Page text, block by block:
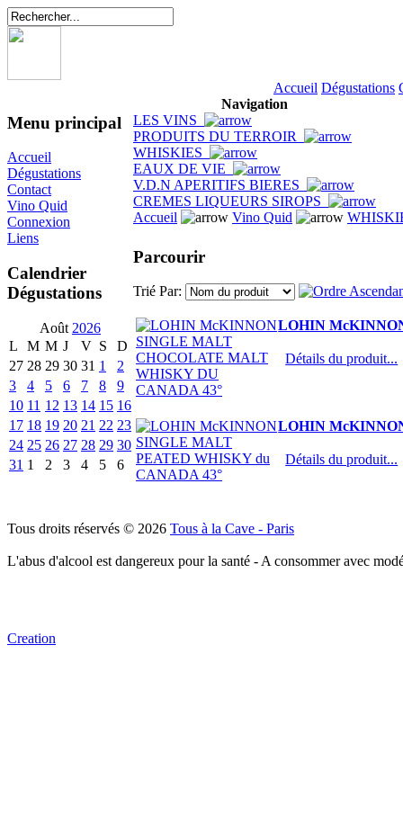
Accueil Dégustations
Menu principal
Accueil
Dégustations
Contact
Vino Quid
Connexion
Liens
Calendrier
Dégustations
Août 2026
L
M M J V S
D
27 28 29 30 31 1
2
3
4 5 6 7 8
9
10 11 12 13 14 15 16
17 18 19 20 21 22 23
24 25 26 27 28 29 30
31 1 2 3 4 5 6
Navigation
LES VINS
PRODUITS DU TERROIR
WHISKIES
EAUX DE VIE
V.D.N APERITIFS BIERES
CREMES LIQUEURS SIROPS
Accueil
Vino Quid
Parcourir
Trié Par:
LOHIN
Détails du produit...
LOHIN
Détails du produit...
Tous droits réservés © 2026 Tous à la Cave - Paris
L'abus d'alcool est dangereux pour la santé - A consommer avec
Creation